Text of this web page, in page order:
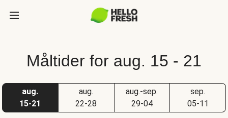
Måltider for aug. 15 - 21
aug.
15-21
aug.
22-28
aug.-sep.
29-04
sep.
05-11